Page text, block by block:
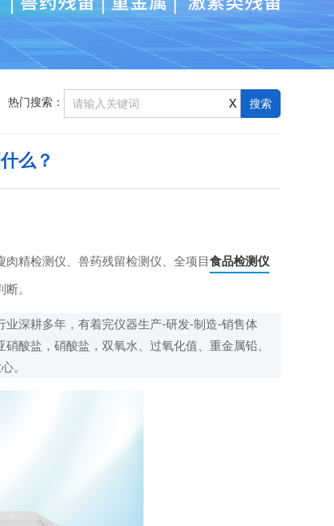
热门搜索： x
么？
精检测仪、兽药残留检测仪、全项目食品检测仪
。
深耕多年，有着完仪器生产-研发-制造-销售体
酸盐，硝酸盐，双氧水、过氧化值、重金属铅、
。